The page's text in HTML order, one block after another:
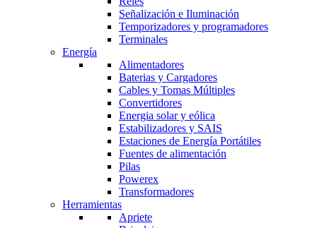
Señalización e Iluminación
Temporizadores y programadores
Terminales
Energía
Alimentadores
Baterias y Cargadores
Cables y Tomas Múltiples
Convertidores
Energia solar y eólica
Estabilizadores y SAIS
Estaciones de Energía Portátiles
Fuentes de alimentación
Pilas
Powerex
Transformadores
Herramientas
Apriete